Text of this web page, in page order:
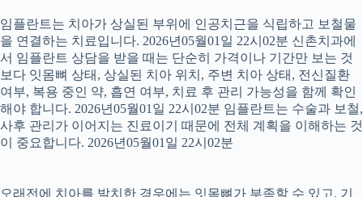
임플란트는 치아가 상실된 부위에 인공치근을 식립하고 보철물
을 연결하는 치료입니다. 2026년05월01일 22시02분 신촌치과에
서 임플란트 상담을 받을 때는 단순히 가격이나 기간만 보는 것
보다 잇몸뼈 상태, 상실된 치아 위치, 주변 치아 상태, 전신질환
여부, 복용 중인 약, 흡연 여부, 치료 후 관리 가능성을 함께 확인
해야 합니다. 2026년05월01일 22시02분 임플란트는 수술과 보철,
사후 관리가 이어지는 진료이기 때문에 전체 계획을 이해하는 것
이 중요합니다. 2026년05월01일 22시02분
오래전에 치아를 발치한 경우에는 잇몸뼈가 부족할 수 있고, 기